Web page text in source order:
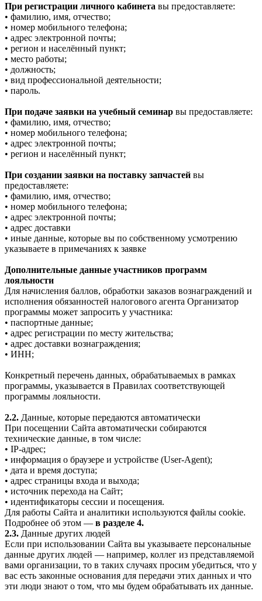
При регистрации личного кабинета вы предоставляете:
• фамилию, имя, отчество;
• номер мобильного телефона;
• адрес электронной почты;
• регион и населённый пункт;
• место работы;
• должность;
• вид профессиональной деятельности;
• пароль.
При подаче заявки на учебный семинар вы предоставляете:
• фамилию, имя, отчество;
• номер мобильного телефона;
• адрес электронной почты;
• регион и населённый пункт;
При создании заявки на поставку запчастей вы
предоставляете:
• фамилию, имя, отчество;
• номер мобильного телефона;
• адрес электронной почты;
• адрес доставки
• иные данные, которые вы по собственному усмотрению
указываете в примечаниях к заявке
Дополнительные данные участников программ
лояльности
Для начисления баллов, обработки заказов вознаграждений и
исполнения обязанностей налогового агента Организатор
программы может запросить у участника:
• паспортные данные;
• адрес регистрации по месту жительства;
• адрес доставки вознаграждения;
• ИНН;
Конкретный перечень данных, обрабатываемых в рамках
программы, указывается в Правилах соответствующей
программы лояльности.
2.2. Данные, которые передаются автоматически
При посещении Сайта автоматически собираются
технические данные, в том числе:
• IP-адрес;
• информация о браузере и устройстве (User-Agent);
• дата и время доступа;
• адрес страницы входа и выхода;
• источник перехода на Сайт;
• идентификаторы сессии и посещения.
Для работы Сайта и аналитики используются файлы cookie.
Подробнее об этом — в разделе 4.
2.3. Данные других людей
Если при использовании Сайта вы указываете персональные
данные других людей — например, коллег из представляемой
вами организации, то в таких случаях просим убедиться, что у
вас есть законные основания для передачи этих данных и что
эти люди знают о том, что мы будем обрабатывать их данные.